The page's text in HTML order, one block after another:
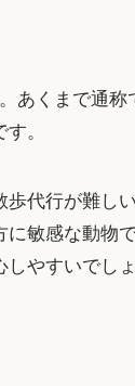
あくまで通
。
代行が難し
敏感な動物
やすいでしょ